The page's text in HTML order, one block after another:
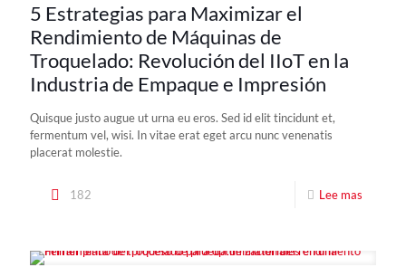
5 Estrategias para Maximizar el
Rendimiento de Máquinas de
Troquelado: Revolución del IIoT en la
Industria de Empaque e Impresión
Quisque justo augue ut urna eu eros. Sed id elit tincidunt et,
fermentum vel, wisi. In vitae erat eget arcu nunc venenatis
placerat molestie.
182 Lee mas